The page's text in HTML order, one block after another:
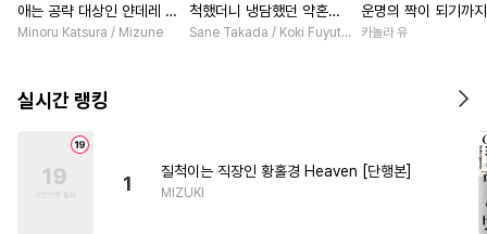
애는 공략 대상인 얀데레 의
붓 오라버니에게서 도망칠
Minoru Katsura / Mizune
척했더니 냉담했던 약혼자
가 맹목적인 사랑꾼이 되었
Sane Takada / Koki Fuyutsuki
운명의 짝이 되기까
본]
카놀라 유
실시간 랭킹
1
질척이는 직장인 황홀경 Heaven [단행본]
MIZUKI